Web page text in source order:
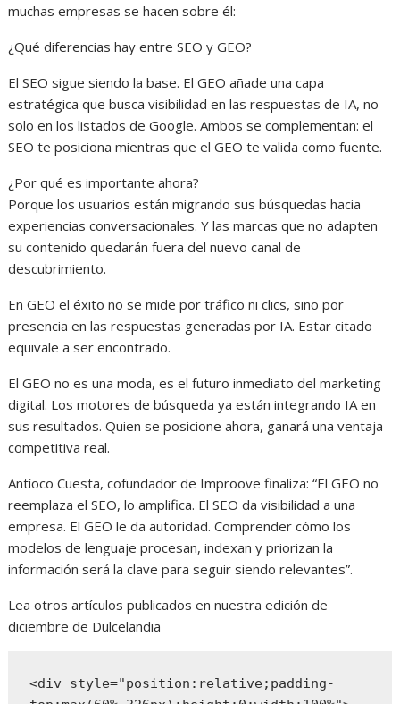
muchas empresas se hacen sobre él:
¿Qué diferencias hay entre SEO y GEO?
El SEO sigue siendo la base. El GEO añade una capa
estratégica que busca visibilidad en las respuestas de IA, no
solo en los listados de Google. Ambos se complementan: el
SEO te posiciona mientras que el GEO te valida como fuente.
¿Por qué es importante ahora?
Porque los usuarios están migrando sus búsquedas hacia
experiencias conversacionales. Y las marcas que no adapten
su contenido quedarán fuera del nuevo canal de
descubrimiento.
En GEO el éxito no se mide por tráfico ni clics, sino por
presencia en las respuestas generadas por IA. Estar citado
equivale a ser encontrado.
El GEO no es una moda, es el futuro inmediato del marketing
digital. Los motores de búsqueda ya están integrando IA en
sus resultados. Quien se posicione ahora, ganará una ventaja
competitiva real.
Antíoco Cuesta, cofundador de Improove finaliza: “El GEO no
reemplaza el SEO, lo amplifica. El SEO da visibilidad a una
empresa. El GEO le da autoridad. Comprender cómo los
modelos de lenguaje procesan, indexan y priorizan la
información será la clave para seguir siendo relevantes”.
Lea otros artículos publicados en nuestra edición de
diciembre de Dulcelandia
<div style="position:relative;padding-